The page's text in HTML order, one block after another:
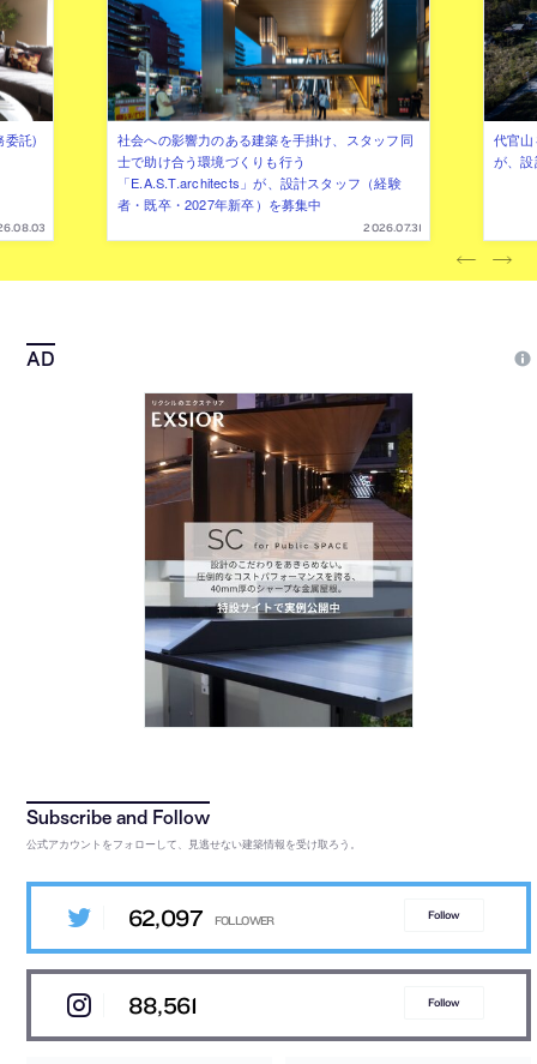
委託)
社会への影響力のある建築を手掛け、スタッフ同
士で助け合う環境づくりも行う
「E.A.S.T.architects」が、設計スタッフ（経験
者・既卒・2027年新卒）を募集中
2026.07.31
代官
が、
公式アカウントをフォローして、見逃せない建築情報を受け取ろう。
62,097 Follow
88,561 Follow